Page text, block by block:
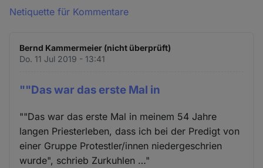
Netiquette für Kommentare
Bernd Kammermeier (nicht überprüft)
Do. 11 Jul 2019 - 13:41
""Das war das erste Mal in
""Das war das erste Mal in meinem 54 Jahre
langen Priesterleben, dass ich bei der Predigt von
einer Gruppe Protestler/innen niedergeschrien
wurde", schrieb Zurkuhlen …"